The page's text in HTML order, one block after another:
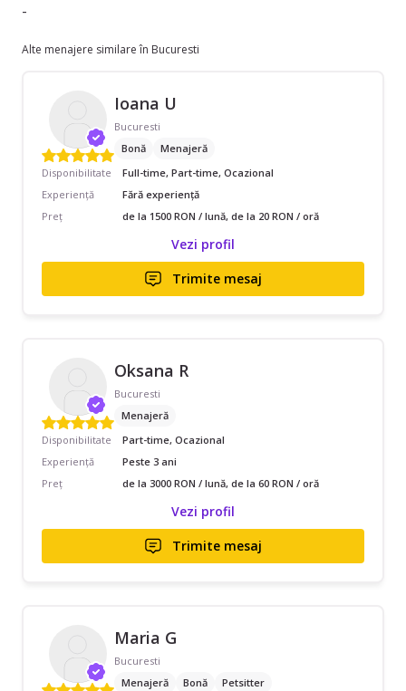
-
Alte menajere similare în Bucuresti
Ioana U
Bucuresti
Bonă
Menajeră
Disponibilitate
Full-time, Part-time, Ocazional
Experiență
Fără experiență
Preț
de la 1500 RON / lună, de la 20 RON / oră
Vezi profil
Trimite mesaj
Oksana R
Bucuresti
Menajeră
Disponibilitate
Part-time, Ocazional
Experiență
Peste 3 ani
Preț
de la 3000 RON / lună, de la 60 RON / oră
Vezi profil
Trimite mesaj
Maria G
Bucuresti
Menajeră
Bonă
Petsitter